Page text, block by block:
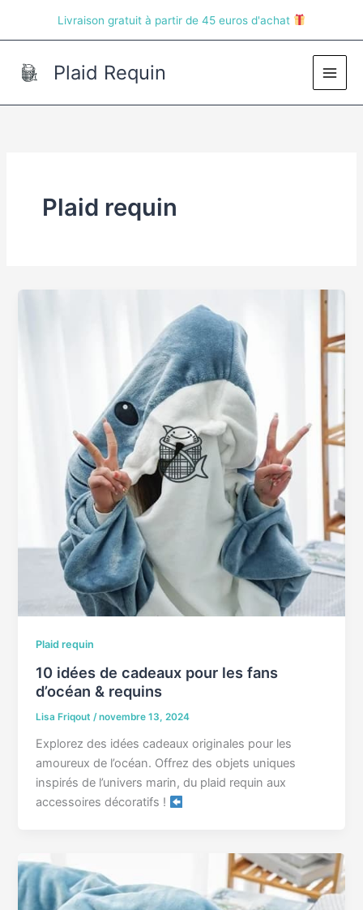
Livraison gratuit à partir de 45 euros d'achat
Plaid Requin
Main
Plaid requin
Plaid requin
10 idées de cadeaux pour les fans
d’océan & requins
Lisa Friqout/novembre 13, 2024
Explorez des idées cadeaux originales pour les
amoureux de l’océan. Offrez des objets uniques
inspirés de l’univers marin, du plaid requin aux
accessoires décoratifs !